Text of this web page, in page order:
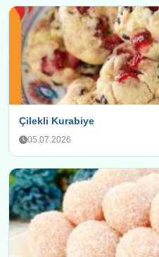
Çilekli Kurabiye
05.07.2026